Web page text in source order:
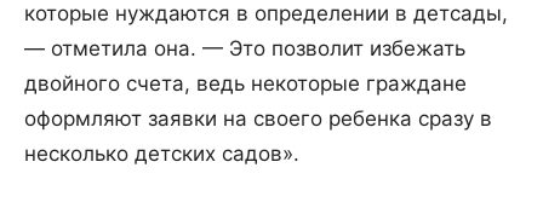
которые нуждаются в определении в детсады,
— отметила она. — Это позволит избежать
двойного счета, ведь некоторые граждане
оформляют заявки на своего ребенка сразу в
несколько детских садов».